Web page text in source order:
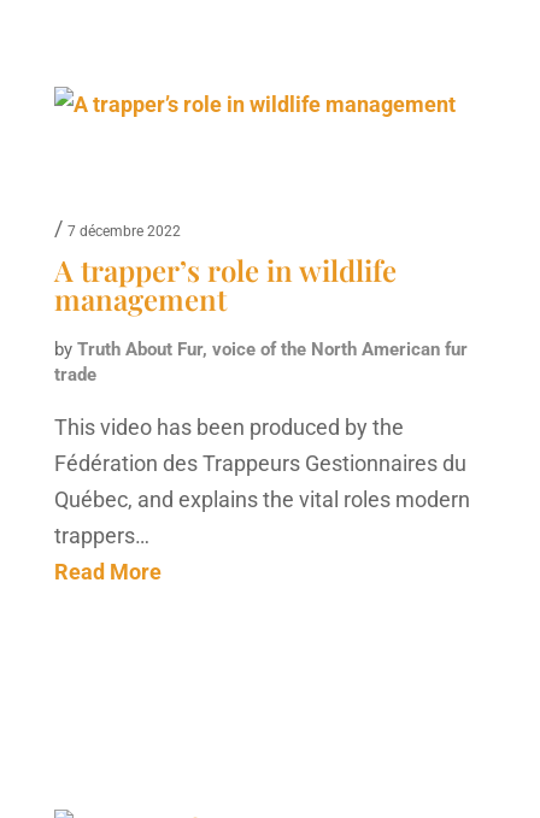
/ 7 décembre 2022
A trapper’s role in wildlife
management
by Truth About Fur, voice of the North American fur
trade
This video has been produced by the
Fédération des Trappeurs Gestionnaires du
Québec, and explains the vital roles modern
trappers…
Read More